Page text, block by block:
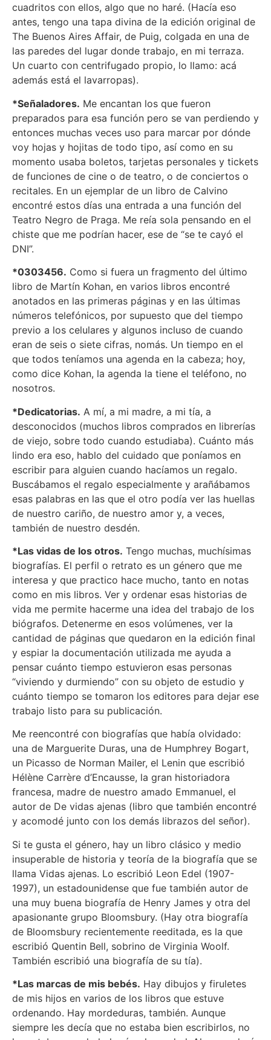
cuadritos con ellos, algo que no haré. (Hacía eso
antes, tengo una tapa divina de la edición original de
The Buenos Aires Affair, de Puig, colgada en una de
las paredes del lugar donde trabajo, en mi terraza.
Un cuarto con centrifugado propio, lo llamo: acá
además está el lavarropas).
*Señaladores. Me encantan los que fueron
preparados para esa función pero se van perdiendo y
entonces muchas veces uso para marcar por dónde
voy hojas y hojitas de todo tipo, así como en su
momento usaba boletos, tarjetas personales y tickets
de funciones de cine o de teatro, o de conciertos o
recitales. En un ejemplar de un libro de Calvino
encontré estos días una entrada a una función del
Teatro Negro de Praga. Me reía sola pensando en el
chiste que me podrían hacer, ese de “se te cayó el
DNI”.
*0303456. Como si fuera un fragmento del último
libro de Martín Kohan, en varios libros encontré
anotados en las primeras páginas y en las últimas
números telefónicos, por supuesto que del tiempo
previo a los celulares y algunos incluso de cuando
eran de seis o siete cifras, nomás. Un tiempo en el
que todos teníamos una agenda en la cabeza; hoy,
como dice Kohan, la agenda la tiene el teléfono, no
nosotros.
*Dedicatorias. A mí, a mi madre, a mi tía, a
desconocidos (muchos libros comprados en librerías
de viejo, sobre todo cuando estudiaba). Cuánto más
lindo era eso, hablo del cuidado que poníamos en
escribir para alguien cuando hacíamos un regalo.
Buscábamos el regalo especialmente y arañábamos
esas palabras en las que el otro podía ver las huellas
de nuestro cariño, de nuestro amor y, a veces,
también de nuestro desdén.
*Las vidas de los otros. Tengo muchas, muchísimas
biografías. El perfil o retrato es un género que me
interesa y que practico hace mucho, tanto en notas
como en mis libros. Ver y ordenar esas historias de
vida me permite hacerme una idea del trabajo de los
biógrafos. Detenerme en esos volúmenes, ver la
cantidad de páginas que quedaron en la edición final
y espiar la documentación utilizada me ayuda a
pensar cuánto tiempo estuvieron esas personas
“viviendo y durmiendo” con su objeto de estudio y
cuánto tiempo se tomaron los editores para dejar ese
trabajo listo para su publicación.
Me reencontré con biografías que había olvidado:
una de Marguerite Duras, una de Humphrey Bogart,
un Picasso de Norman Mailer, el Lenin que escribió
Hélène Carrère d’Encausse, la gran historiadora
francesa, madre de nuestro amado Emmanuel, el
autor de De vidas ajenas (libro que también encontré
y acomodé junto con los demás librazos del señor).
Si te gusta el género, hay un libro clásico y medio
insuperable de historia y teoría de la biografía que se
llama Vidas ajenas. Lo escribió Leon Edel (1907-
1997), un estadounidense que fue también autor de
una muy buena biografía de Henry James y otra del
apasionante grupo Bloomsbury. (Hay otra biografía
de Bloomsbury recientemente reeditada, es la que
escribió Quentin Bell, sobrino de Virginia Woolf.
También escribió una biografía de su tía).
*Las marcas de mis bebés. Hay dibujos y firuletes
de mis hijos en varios de los libros que estuve
ordenando. Hay mordeduras, también. Aunque
siempre les decía que no estaba bien escribirlos, no